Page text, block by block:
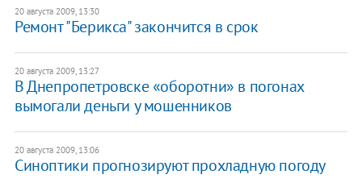
20 августа 2009, 13:30
Ремонт "Берикса" закончится в срок
20 августа 2009, 13:27
В Днепропетровске «оборотни» в погонах
вымогали деньги у мошенников
20 августа 2009, 13:06
Синоптики прогнозируют прохладную погоду